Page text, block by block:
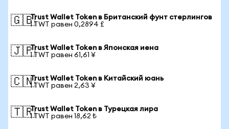
🇬🇧Trust Wallet Token в Британский фунт стерлингов
1 TWT равен 0,2894 £
🇯🇵Trust Wallet Token в Японская иена
1 TWT равен 61,61 ¥
🇨🇳Trust Wallet Token в Китайский юань
1 TWT равен 2,63 ¥
🇹🇷Trust Wallet Token в Турецкая лира
1 TWT равен 18,62 ₺